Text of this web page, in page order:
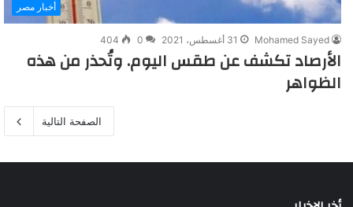
أخبار مصر
Mohamed Sayed 31 أغسطس، 2021 0
404
الأرصاد تكشف عن طقس اليوم. وتُحذر من هذه
الظواهر
الصفحة التالية